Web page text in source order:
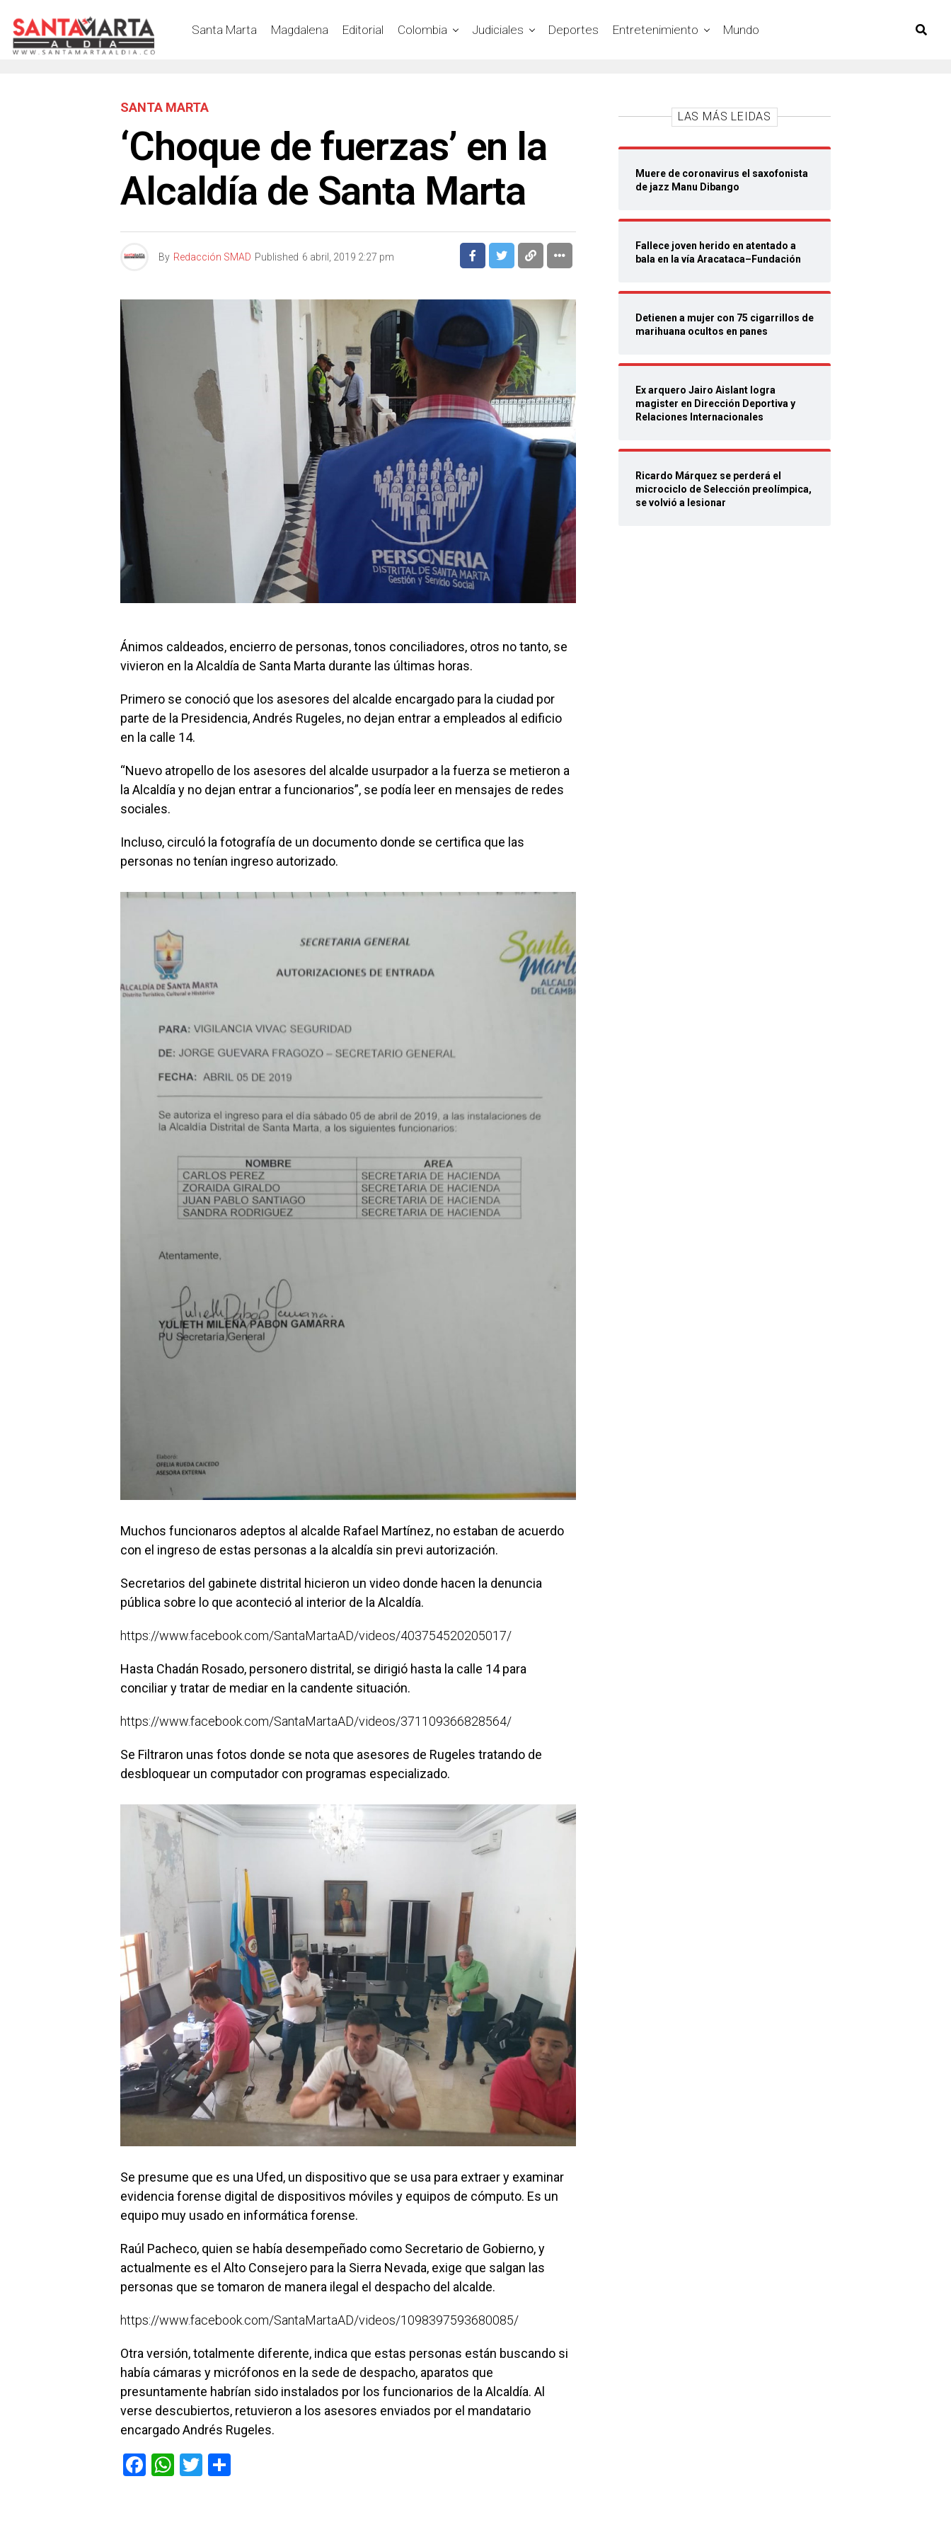
Santa Marta Magdalena Editorial Colombia Judiciales Deportes Entretenimiento Mundo
SANTA MARTA
‘Choque de fuerzas’ en la
Alcaldía de Santa Marta
By Redacción SMAD Published 6 abril, 2019 2:27 pm
Ánimos caldeados, encierro de personas, tonos conciliadores, otros no tanto, se
vivieron en la Alcaldía de Santa Marta durante las últimas horas.
Primero se conoció que los asesores del alcalde encargado para la ciudad por
parte de la Presidencia, Andrés Rugeles, no dejan entrar a empleados al edificio
en la calle 14.
“Nuevo atropello de los asesores del alcalde usurpador a la fuerza se metieron a
la Alcaldía y no dejan entrar a funcionarios”, se podía leer en mensajes de redes
sociales.
Incluso, circuló la fotografía de un documento donde se certifica que las
personas no tenían ingreso autorizado.
Muchos funcionaros adeptos al alcalde Rafael Martínez, no estaban de acuerdo
con el ingreso de estas personas a la alcaldía sin previ autorización.
Secretarios del gabinete distrital hicieron un video donde hacen la denuncia
pública sobre lo que aconteció al interior de la Alcaldía.
https://www.facebook.com/SantaMartaAD/videos/403754520205017/
Hasta Chadán Rosado, personero distrital, se dirigió hasta la calle 14 para
conciliar y tratar de mediar en la candente situación.
https://www.facebook.com/SantaMartaAD/videos/371109366828564/
Se Filtraron unas fotos donde se nota que asesores de Rugeles tratando de
desbloquear un computador con programas especializado.
Se presume que es una Ufed, un dispositivo que se usa para extraer y examinar
evidencia forense digital de dispositivos móviles y equipos de cómputo. Es un
equipo muy usado en informática forense.
Raúl Pacheco, quien se había desempeñado como Secretario de Gobierno, y
actualmente es el Alto Consejero para la Sierra Nevada, exige que salgan las
personas que se tomaron de manera ilegal el despacho del alcalde.
https://www.facebook.com/SantaMartaAD/videos/1098397593680085/
Otra versión, totalmente diferente, indica que estas personas están buscando si
había cámaras y micrófonos en la sede de despacho, aparatos que
presuntamente habrían sido instalados por los funcionarios de la Alcaldía. Al
verse descubiertos, retuvieron a los asesores enviados por el mandatario
encargado Andrés Rugeles.
F
W
T
LAS MÁS LEIDAS
Muere de coronavirus el saxofonista
de jazz Manu Dibango
Fallece joven herido en atentado a
bala en la vía Aracataca–Fundación
Detienen a mujer con 75 cigarrillos de
marihuana ocultos en panes
Ex arquero Jairo Aislant logra
magister en Dirección Deportiva y
Relaciones Internacionales
Ricardo Márquez se perderá el
microciclo de Selección preolímpica,
se volvió a lesionar